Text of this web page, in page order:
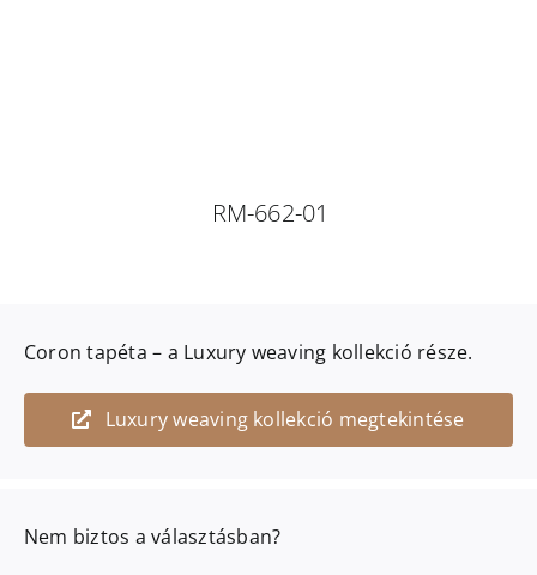
RM-662-01
Coron tapéta – a Luxury weaving kollekció része.
Luxury weaving kollekció megtekintése
Nem biztos a választásban?